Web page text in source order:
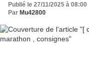
Publié le 27/11/2025 à 08:00
Par Mu42800